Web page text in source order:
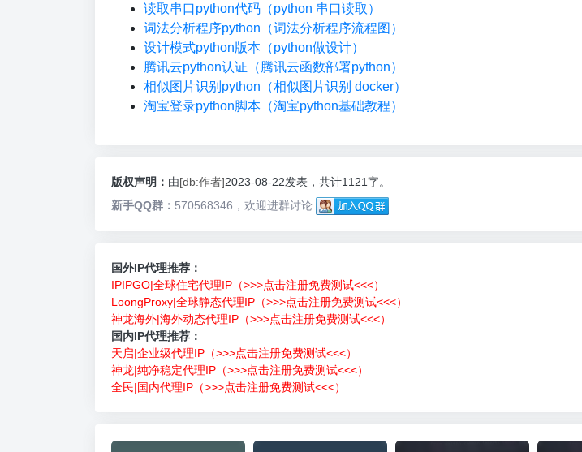
读取串口python代码（python 串口读取）
词法分析程序python（词法分析程序流程图）
设计模式python版本（python做设计）
腾讯云python认证（腾讯云函数部署python）
相似图片识别python（相似图片识别 docker）
淘宝登录python脚本（淘宝python基础教程）
版权声明： 由[db:作者]2023-08-22发表，共计1121字。
新手QQ群： 570568346，欢迎进群讨论
国外IP代理推荐：
IPIPGO|全球住宅代理IP（>>>点击注册免费测试<<<）
LoongProxy|全球静态代理IP（>>>点击注册免费测试<<<）
神龙海外|海外动态代理IP（>>>点击注册免费测试<<<）
国内IP代理推荐：
天启|企业级代理IP（>>>点击注册免费测试<<<）
神龙|纯净稳定代理IP（>>>点击注册免费测试<<<）
全民|国内代理IP（>>>点击注册免费测试<<<）